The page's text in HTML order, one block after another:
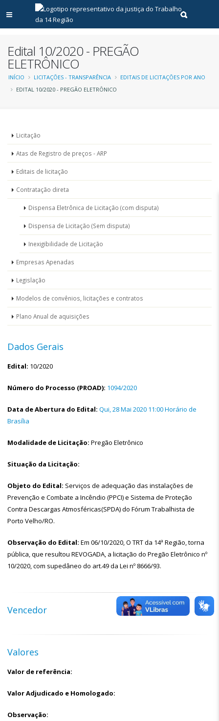
Abrir menu principal
Realizar
Edital 10/2020 - PREGÃO
ELETRÔNICO
Trilha
INÍCIO LICITAÇÕES - TRANSPARÊNCIA
EDITAIS DE LICITAÇÕES POR ANO
EDITAL 10/2020 - PREGÃO ELETRÔNICO
Menu
Licitações
Licitação
Atas de Registro de preços - ARP
Editais de licitação
Contratação direta
Dispensa Eletrônica de Licitação (com disputa)
Dispensa de Licitação (Sem disputa)
Inexigibilidade de Licitação
Empresas Apenadas
Legislação
Modelos de convênios, licitações e contratos
Plano Anual de aquisições
Dados Gerais
Edital: 10/2020
Número do Processo (PROAD): 1094/2020
Data de Abertura do Edital: Qui, 28 Mai 2020 11:00 Horário de
Brasília
Modalidade de Licitação: Pregão Eletrônico
Situação da Licitação:
Objeto do Edital: Serviços de adequação das instalações de
Prevenção e Combate a Incêndio (PPCI) e Sistema de Proteção
Contra Descargas Atmosféricas(SPDA) do Fórum Trabalhista de
Porto Velho/RO.
Observação do Edital: Em 06/10/2020, O TRT da 14ª Região, torna
pública, que resultou REVOGADA, a licitação do Pregão Eletrônico nº
10/2020, com supedâneo do art.49 da Lei nº 8666/93.
Vencedor
Valores
Valor de referência:
Valor Adjudicado e Homologado:
Observação: